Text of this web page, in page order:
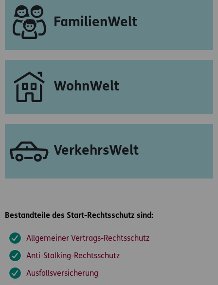
FamilienWelt
WohnWelt
VerkehrsWelt
Bestandteile des Start-Rechtsschutz sind:
Allgemeiner Vertrags-Rechtsschutz
Anti-Stalking-Rechtsschutz
Ausfallsversicherung